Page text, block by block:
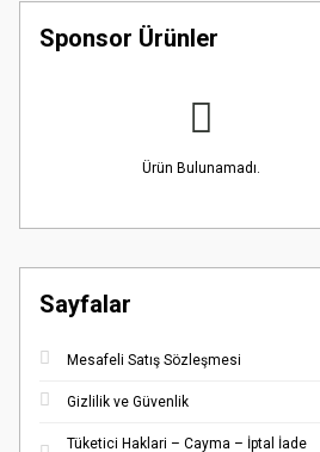
Sponsor Ürünler
Ürün Bulunamadı.
Sayfalar
Mesafeli Satış Sözleşmesi
Gizlilik ve Güvenlik
Tüketici Haklari – Cayma – İptal İade